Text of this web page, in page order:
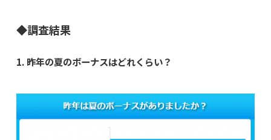
◆調査結果
1. 昨年の夏のボーナスはどれくらい？